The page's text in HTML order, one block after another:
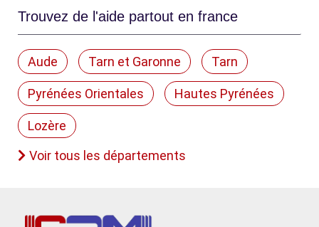
Trouvez de l'aide partout en france
Aude Tarn et Garonne Tarn
Pyrénées Orientales Hautes Pyrénées
Lozère
Voir tous les départements